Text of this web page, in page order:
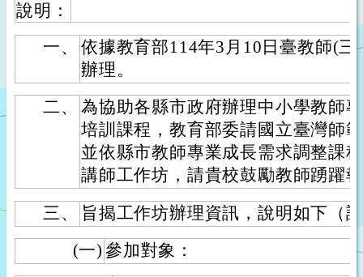
說明：
一、
依據教育部114年3月10日臺教師(
辦理。
二、
為協助各縣市政府辦理中小學教師
培訓課程，教育部委請國立臺灣師
並依縣市教師專業成長需求調整課
講師工作坊，請貴校鼓勵教師踴躍
三、
旨揭工作坊辦理資訊，說明如下（
(一) 參加對象：